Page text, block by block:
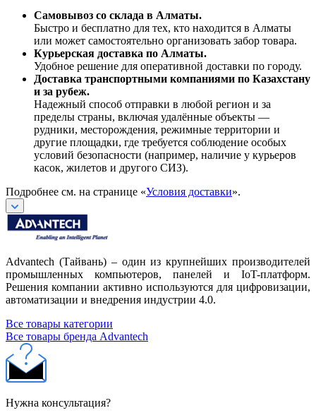
Самовывоз со склада в Алматы.
Быстро и бесплатно для тех, кто находится в Алматы
или может самостоятельно организовать забор товара.
Курьерская доставка по Алматы.
Удобное решение для оперативной доставки по городу.
Доставка транспортными компаниями по Казахстану
и за рубеж.
Надежный способ отправки в любой регион и за
пределы страны, включая удалённые объекты —
рудники, месторождения, режимные территории и
другие площадки, где требуется соблюдение особых
условий безопасности (например, наличие у курьеров
касок, жилетов и другого СИЗ).
Подробнее см. на странице «Условия доставки».
Advantech (Тайвань) – один из крупнейших производителей
промышленных компьютеров, панелей и IoT-платформ.
Решения компании активно используются для цифровизации,
автоматизации и внедрения индустрии 4.0.
Все товары категории
Все товары бренда Advantech
Нужна консультация?